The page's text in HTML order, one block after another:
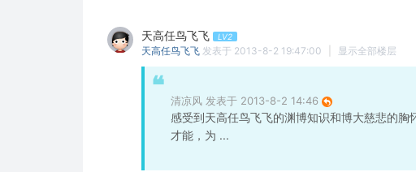
天高任鸟飞飞 LV2
天高任鸟飞飞 发表于 2013-8-2 19:47:00 显示全部楼层
清凉风 发表于 2013-8-2 14:46
感受到天高任鸟飞飞的渊博知识和博大慈悲的
才能，为 ...